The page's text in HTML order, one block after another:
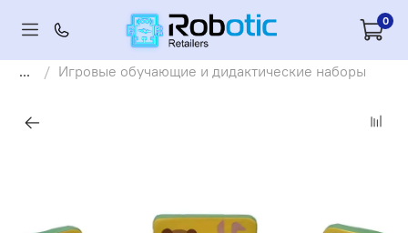
0
... Игровые обучающие и дидактические наборы